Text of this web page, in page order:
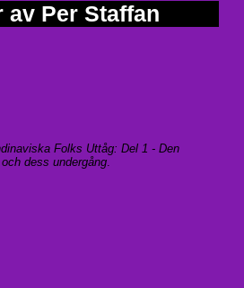
av Per Staffan
Folks Uttåg: Del 1 - Den
dess undergång.